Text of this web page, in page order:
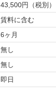
43,500円（税別）
賃料に含む
6ヶ月
無し
無し
即日